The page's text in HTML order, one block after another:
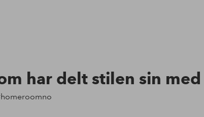
har delt stilen sin med